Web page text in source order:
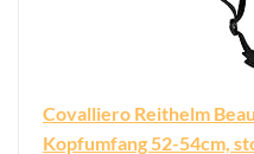
Covalliero Reithelm
Kopfumfang 52-54cm,